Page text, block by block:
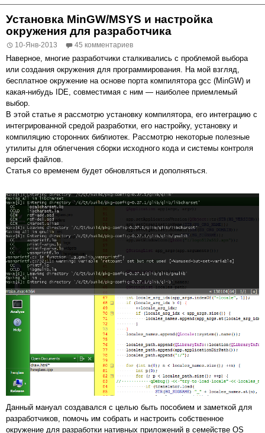
Установка MinGW/MSYS и настройка
окружения для разработчика
10-Янв-2013 45 комментариев
Наверное, многие разработчики сталкивались с проблемой выбора
или создания окружения для программирования. На мой взгляд,
бесплатное окружение на основе порта компилятора gcc (MinGW) и
какая-нибудь IDE, совместимая с ним — наиболее приемлемый
выбор.
В этой статье я рассмотрю установку компилятора, его интеграцию с
интегрированной средой разработки, его настройку, установку и
компиляцию сторонних библиотек. Рассмотрю некоторые полезные
утилиты для облегчения сборки исходного кода и системы контроля
версий файлов.
Статья со временем будет обновляться и дополняться.
Данный мануал создавался с целью быть пособием и заметкой для
разработчиков, помочь им собрать и настроить собственное
окружение для разработки нативных приложений в семействе OS